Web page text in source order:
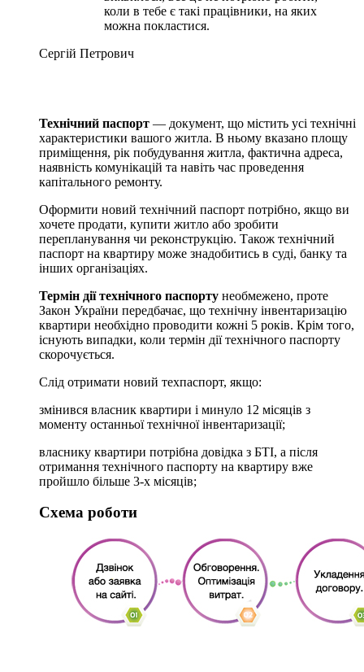
коли в тебе є такі працівники, на яких
можна покластися.
Сергій Петрович
Технічний паспорт — документ, що містить усі технічні
характеристики вашого житла. В ньому вказано площу
приміщення, рік побудування житла, фактична адреса,
наявність комунікацій та навіть час проведення
капітального ремонту.
Оформити новий технічний паспорт потрібно, якщо ви
хочете продати, купити житло або зробити
перепланування чи реконструкцію. Також технічний
паспорт на квартиру може знадобитись в суді, банку та
інших організаціях.
Термін дії технічного паспорту необмежено, проте
Закон України передбачає, що технічну інвентаризацію
квартири необхідно проводити кожні 5 років. Крім того,
існують випадки, коли термін дії технічного паспорту
скорочується.
Слід отримати новий техпаспорт, якщо:
змінився власник квартири і минуло 12 місяців з
моменту останньої технічної інвентаризації;
власнику квартири потрібна довідка з БТІ, а після
отримання технічного паспорту на квартиру вже
пройшло більше 3-х місяців;
Схема роботи